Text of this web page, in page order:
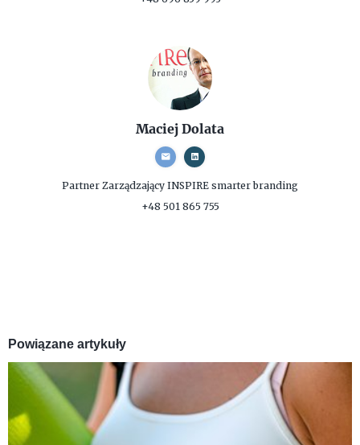
Maciej Dolata
Partner Zarządzający INSPIRE smarter branding
+48 501 865 755
Powiązane artykuły